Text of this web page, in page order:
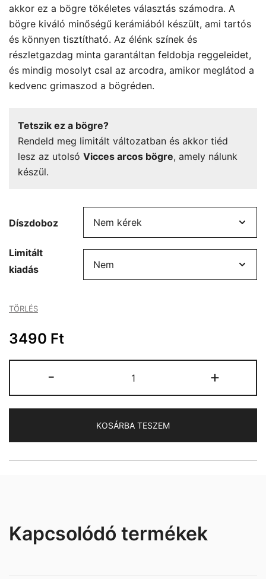
akkor ez a bögre tökéletes választás számodra. A
bögre kiváló minőségű kerámiából készült, ami tartós
és könnyen tisztítható. Az élénk színek és
részletgazdag minta garantáltan feldobja reggeleidet,
és mindig mosolyt csal az arcodra, amikor meglátod a
kedvenc grimaszod a bögréden.
Tetszik ez a bögre?
Rendeld meg limitált változatban és akkor tiéd
lesz az utolsó Vicces arcos bögre, amely nálunk
készül.
Díszdoboz
Limitált
kiadás
TÖRLÉS
3490 Ft
-
arcos
bögre
+
KOSÁRBA TESZEM
Kapcsolódó termékek